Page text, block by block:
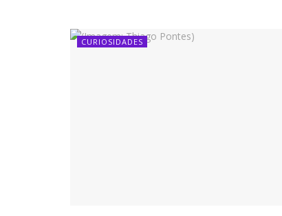
CURIOSIDADES